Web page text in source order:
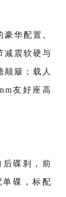
豪华配置。
减震软硬与
颠簸；载人
友好座高
后碟刹，前
碟，标配